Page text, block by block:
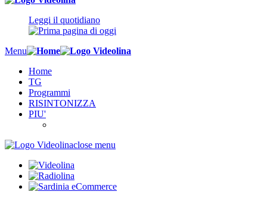
Leggi il quotidiano
Menu
Home
TG
Programmi
RISINTONIZZA
PIU'
close menu